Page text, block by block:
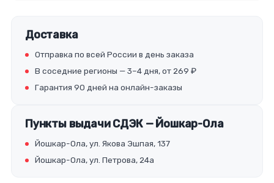
Доставка
Отправка по всей России в день заказа
В соседние регионы — 3–4 дня, от 269 ₽
Гарантия 90 дней на онлайн-заказы
Пункты выдачи СДЭК — Йошкар-Ола
Йошкар-Ола, ул. Якова Эшпая, 137
Йошкар-Ола, ул. Петрова, 24а